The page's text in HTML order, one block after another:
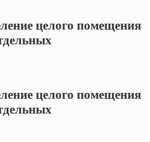
целого помещения
целого помещения